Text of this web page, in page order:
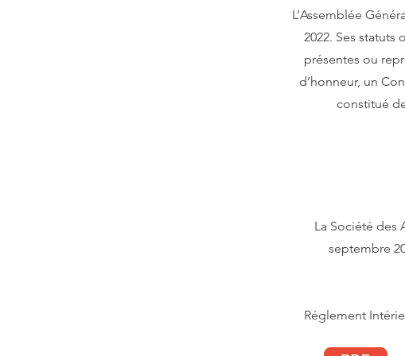
L’Assemblée
2022. Ses
présentes ou
d’honneur, un
constitué
La Société des
septembre
Réglement